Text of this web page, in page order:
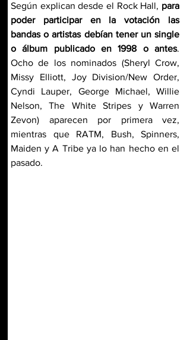
Según explican desde el Rock Hall, para
poder participar en la votación las
bandas o artistas debían tener un single
o álbum publicado en 1998 o antes.
Ocho de los nominados (Sheryl Crow,
Missy Elliott, Joy Division/New Order,
Cyndi Lauper, George Michael, Willie
Nelson, The White Stripes y Warren
Zevon) aparecen por primera vez,
mientras que RATM, Bush, Spinners,
Maiden y A Tribe ya lo han hecho en el
pasado.